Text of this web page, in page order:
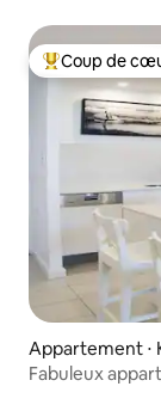
Coups de
Coup de
Appartement ⋅
Fabuleux